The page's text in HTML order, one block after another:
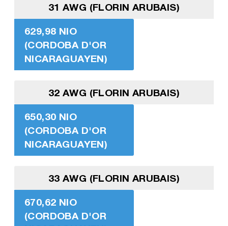
31 AWG (FLORIN ARUBAIS)
629,98 NIO
(CORDOBA D'OR
NICARAGUAYEN)
32 AWG (FLORIN ARUBAIS)
650,30 NIO
(CORDOBA D'OR
NICARAGUAYEN)
33 AWG (FLORIN ARUBAIS)
670,62 NIO
(CORDOBA D'OR